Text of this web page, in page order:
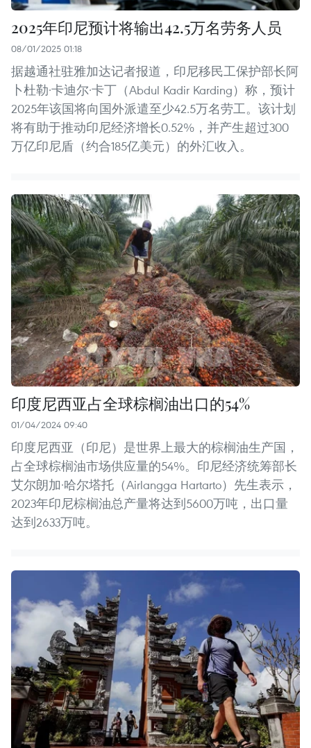
2025年印尼预计将输出42.5万名劳务人员
08/01/2025 01:18
据越通社驻雅加达记者报道，印尼移民工保护部长阿
卜杜勒·卡迪尔·卡丁（Abdul Kadir Karding）称，预计
2025年该国将向国外派遣至少42.5万名劳工。该计划
将有助于推动印尼经济增长0.52%，并产生超过300
万亿印尼盾（约合185亿美元）的外汇收入。
印度尼西亚占全球棕榈油出口的54%
01/04/2024 09:40
印度尼西亚（印尼）是世界上最大的棕榈油生产国，
占全球棕榈油市场供应量的54%。印尼经济统筹部长
艾尔朗加·哈尔塔托（Airlangga Hartarto）先生表示，
2023年印尼棕榈油总产量将达到5600万吨，出口量
达到2633万吨。